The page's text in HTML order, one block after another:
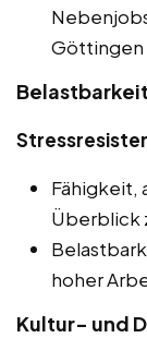
Göttingen
Belastbarkeit
Fähigkeit,
Überblick
hoher
Kultur- und